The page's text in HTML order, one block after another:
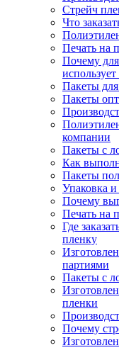
Стрейч
Что
Печать на
Почему
Пакеты
Пакеты
компании
Пакеты с
Как
Пакеты
Упаковка
Почему
Печать на
Где
пленку
партиями
Пакеты с
пленки
Почему